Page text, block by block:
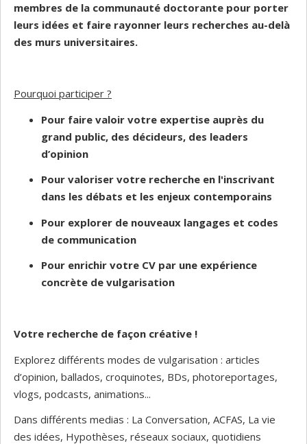
membres de la communauté doctorante pour porter
leurs idées et faire rayonner leurs recherches au-delà
des murs universitaires.
Pourquoi participer ?
Pour faire valoir votre expertise auprès du
grand public, des décideurs, des leaders
d’opinion
Pour valoriser votre recherche en l'inscrivant
dans les débats et les enjeux contemporains
Pour explorer de nouveaux langages et codes
de communication
Pour enrichir votre CV par une expérience
concrète de vulgarisation
Votre recherche de façon créative !
Explorez différents modes de vulgarisation : articles
d’opinion, ballados, croquinotes, BDs, photoreportages,
vlogs, podcasts, animations...
Dans différents medias : La Conversation, ACFAS, La vie
des idées, Hypothèses, réseaux sociaux, quotidiens